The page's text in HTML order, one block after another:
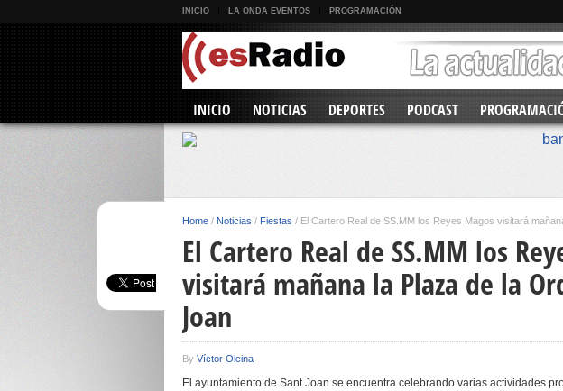
INICIO LA ONDA EVENTOS PROGRAMACIÓN
INICIO NOTICIAS DEPORTES PODCAST
Home / Noticias / Fiestas / El Cartero Real de SS.MM los Reyes Magos visitará
El Cartero Real de SS.MM los
visitará mañana la Plaza de la
Joan
By Víctor Olcina
El ayuntamiento de Sant Joan se encuentra celebrando varias actividades